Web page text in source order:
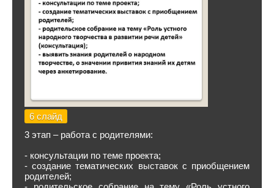
6 слайд
3 этап – работа с родителями:
- консультации по теме проекта;
- создание тематических выставок с приобщением
родителей;